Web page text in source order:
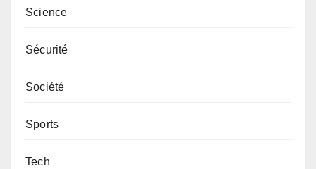
Science
Sécurité
Société
Sports
Tech